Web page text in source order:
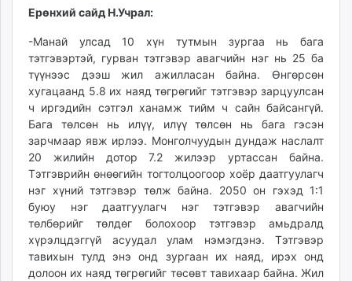
itoim.mn
tumen.mn
shuum.mn
times.mn
tvmongolia.mn
mass.mn
unegui.mn
assa.mn
toim.mn
tac.mn
paparazzi.mn
unread.today
Ерөнхий сайд Н.Учрал:
-Манай улсад 10 хүн тутмын зургаа нь бага
тэтгэвэртэй, гурван тэтгэвэр авагчийн нэг нь 25 ба
түүнээс дээш жил ажилласан байна. Өнгөрсөн
хугацаанд 5.8 их наяд төгрөгийг тэтгэвэр зарцуулсан
ч иргэдийн сэтгэл ханамж тийм ч сайн байсангүй.
Бага төлсөн нь илүү, илүү төлсөн нь бага гэсэн
зарчмаар явж ирлээ. Монголчуудын дундаж наслалт
20 жилийн дотор 7.2 жилээр уртассан байна.
Тэтгэврийн өнөөгийн тогтолцоогоор хоёр даатгуулагч
нэг хүний тэтгэвэр төлж байна. 2050 он гэхэд 1:1
буюу нэг даатгуулагч нэг тэтгэвэр авагчийн
төлбөрийг төлдөг болохоор тэтгэвэр амьдралд
хүрэлцдэггүй асуудал улам нэмэгдэнэ. Тэтгэвэр
тавихын тулд энэ онд зургаан их наяд, ирэх онд
долоон их наяд төгрөгийг төсөвт тавихаар байна. Жил